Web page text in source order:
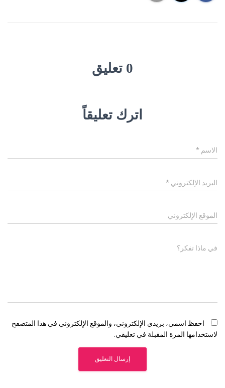
0 تعليق
اترك تعليقاً
الاسم *
البريد الإلكتروني *
الموقع الإلكتروني
في ماذا تفكر؟
احفظ اسمي، بريدي الإلكتروني، والموقع الإلكتروني في هذا المتصفح
لاستخدامها المرة المقبلة في تعليقي.